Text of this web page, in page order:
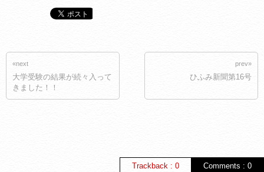
«next
大学受験の結果が続々入って
きました！！
prev»
ひふみ新聞第16号
Comments : 0
Trackback : 0